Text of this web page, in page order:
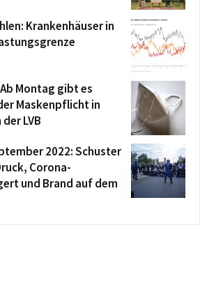
Krankenhäuser in
Montag gibt es
Maskenpflicht in
LVB
2022: Schuster
Corona-
und Brand auf dem